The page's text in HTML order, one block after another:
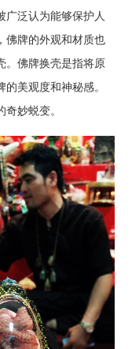
广泛认为能够保护人
佛牌的外观和材质也
。佛牌换壳是指将原
美观度和神秘感。
妙蜕变。